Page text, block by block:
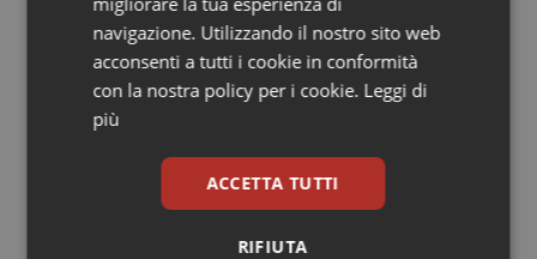
Ulcera & Reflusso
Vaccini
garantendo loro le armi più efficaci”.
15 Febbraio 2016
© Riproduzione riservata
navigazione. Utilizzando il nostro sito web
acconsenti a tutti i cookie in conformità
con la nostra policy per i cookie. Leggi di
più
ACCETTA TUTTI
RIFIUTA